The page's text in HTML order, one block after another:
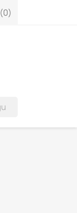
(0)